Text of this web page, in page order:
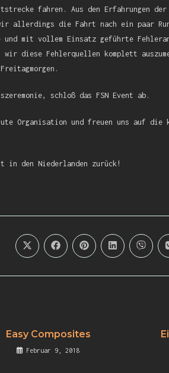
fahren. Aus den Erfahrungen
allerdings die Fahrt nach ein paar
und mit vollem Einsatz geführte
wir diese Fehlerquellen komplett
schloß das FSN Event ab.
Organisation und freuen uns auf die
in den Niederlanden zurück!
Easy Composites
Februar 9, 2018